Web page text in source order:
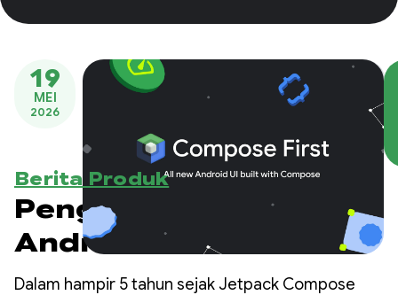
19
MEI
2026
Berita Produk
Pengembangan UI
Android adalah
Compose First
Dalam hampir 5 tahun sejak Jetpack Compose